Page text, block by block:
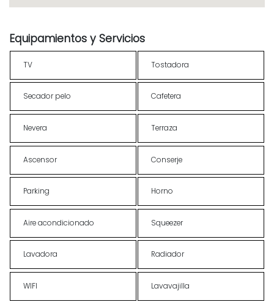
Equipamientos y Servicios
TV Tostadora
Secador pelo Cafetera
Nevera Terraza
Ascensor Conserje
Parking Horno
Aire acondicionado Squeezer
Lavadora Radiador
WIFI Lavavajilla